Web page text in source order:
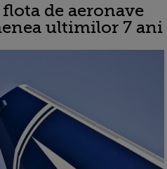
de aeronave
ultimilor 7 ani